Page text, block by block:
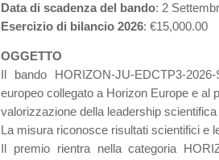
Data di scadenza del bando: 2
Esercizio di bilancio 2026: €15,000.00
OGGETTO
Il bando HORIZON-JU-EDCTP3-
europeo collegato a Horizon Europe e al
valorizzazione della leadership
La misura riconosce risultati scientifici e
Il premio rientra nella categoria